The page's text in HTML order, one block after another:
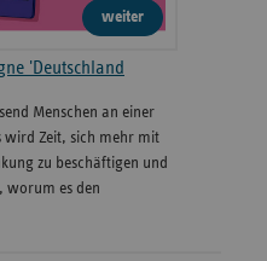
weiter
'Deutschland
Menschen an einer
wird Zeit, sich mehr mit
zu beschäftigen und
worum es den